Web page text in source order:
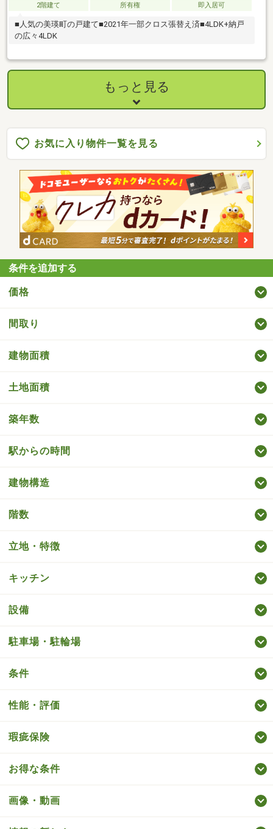
2階建て 所有権 即入居可
■人気の美瑛町の戸建て■2021年一部クロス張替え済■4LDK+納戸
の広々4LDK
もっと見る
お気に入り物件一覧を見る
条件を追加する
価格
間取り
建物面積
土地面積
築年数
駅からの時間
建物構造
階数
立地・特徴
キッチン
設備
駐車場・駐輪場
条件
性能・評価
瑕疵保険
お得な条件
画像・動画